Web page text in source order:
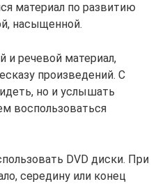
материал по развитию
насыщенной.
речевой материал,
произведений. С
но и услышать
воспользоваться
DVD диски. При
середину или конец